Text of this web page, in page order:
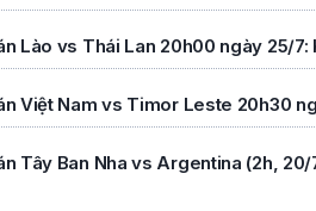
Lào vs Thái Lan 20h00 ngày 25/7:
Việt Nam vs Timor Leste 20h30
Tây Ban Nha vs Argentina (2h,